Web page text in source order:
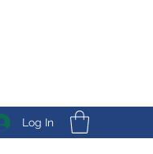
Log In